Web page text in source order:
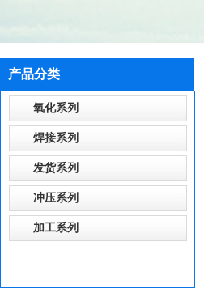
产品分类
氧化系列
焊接系列
发货系列
冲压系列
加工系列